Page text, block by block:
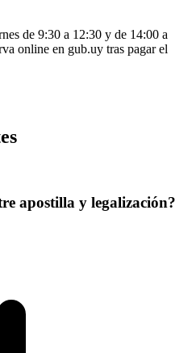
de 9:30 a 12:30 y de 14:00 a
online en gub.uy tras pagar el
apostilla y legalización?